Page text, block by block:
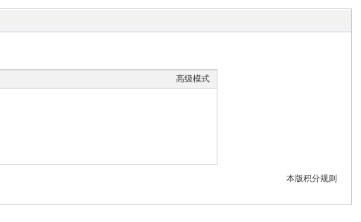
高级模式
本版积分规则